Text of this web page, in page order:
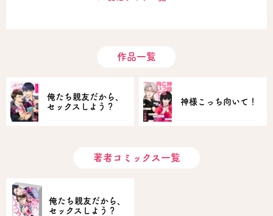
作品一覧
俺たち親友だから、
セックスしよう？
神様こっち向いて！
著者コミックス一覧
俺たち親友だから、
セックスしよう？